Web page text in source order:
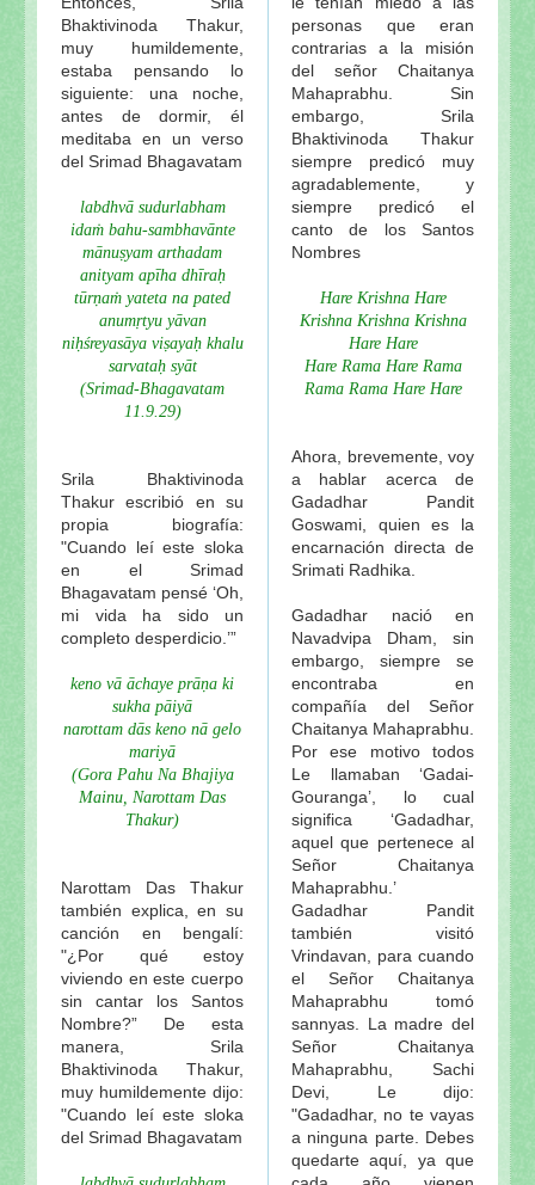
Bhaktivinoda Thakur,
muy humildemente,
estaba pensando lo
siguiente: una noche,
antes de dormir, él
meditaba en un verso
del Srimad Bhagavatam
labdhvā sudurlabham
idaṁ bahu-sambhavānte
mānuṣyam arthadam
anityam apīha dhīraḥ
tūrṇaṁ yateta na pated
anumṛtyu yāvan
niḥśreyasāya viṣayaḥ khalu
sarvataḥ syāt
(Srimad-Bhagavatam
11.9.29)
Srila Bhaktivinoda
Thakur escribió en su
propia biografía:
"Cuando leí este sloka
en el Srimad
Bhagavatam pensé ‘Oh,
mi vida ha sido un
completo desperdicio.’”
keno vā āchaye prāṇa ki
sukha pāiyā
narottam dās keno nā gelo
mariyā
(Gora Pahu Na Bhajiya
Mainu, Narottam Das
Thakur)
Narottam Das Thakur
también explica, en su
canción en bengalí:
"¿Por qué estoy
viviendo en este cuerpo
sin cantar los Santos
Nombre?” De esta
manera, Srila
Bhaktivinoda Thakur,
muy humildemente dijo:
"Cuando leí este sloka
del Srimad Bhagavatam
personas que eran
contrarias a la misión
del señor Chaitanya
Mahaprabhu. Sin
embargo, Srila
Bhaktivinoda Thakur
siempre predicó muy
agradablemente, y
siempre predicó el
canto de los Santos
Nombres
Hare Krishna Hare
Krishna Krishna Krishna
Hare Hare
Hare Rama Hare Rama
Rama Rama Hare Hare
Ahora, brevemente, voy
a hablar acerca de
Gadadhar Pandit
Goswami, quien es la
encarnación directa de
Srimati Radhika.
Gadadhar nació en
Navadvipa Dham, sin
embargo, siempre se
encontraba en
compañía del Señor
Chaitanya Mahaprabhu.
Por ese motivo todos
Le llamaban ‘Gadai-
Gouranga’, lo cual
significa ‘Gadadhar,
aquel que pertenece al
Señor Chaitanya
Mahaprabhu.’
Gadadhar Pandit
también visitó
Vrindavan, para cuando
el Señor Chaitanya
Mahaprabhu tomó
sannyas. La madre del
Señor Chaitanya
Mahaprabhu, Sachi
Devi, Le dijo:
"Gadadhar, no te vayas
a ninguna parte. Debes
quedarte aquí, ya que